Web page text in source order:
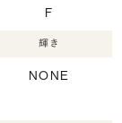
F
輝き
NONE